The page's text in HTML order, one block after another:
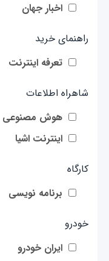
اخبار جهان
راهنمای خرید
تعرفه اینترنت
شاهراه اطلاعات
هوش مصنوعی
اینترنت اشیا
کارگاه
برنامه نویسی
خودرو
ایران خودرو